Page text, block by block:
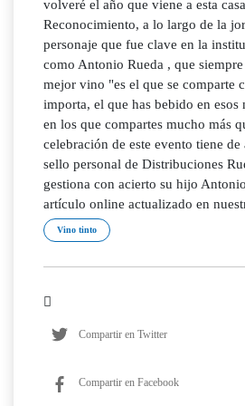
volveré el año que viene a esta
Reconocimiento, a lo largo de la
personaje que fue clave en la
como Antonio Rueda , que
mejor vino "es el que se comparte
importa, el que has bebido en esos
en los que compartes mucho más
celebración de este evento tiene
sello personal de Distribuciones
gestiona con acierto su hijo
artículo online actualizado en
Vino tinto
Compartir en Twitter
Compartir en Facebook